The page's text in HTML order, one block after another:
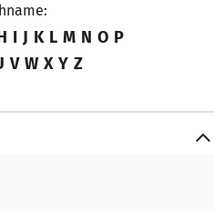
I J K L M N O P
V W X Y Z